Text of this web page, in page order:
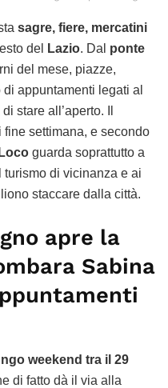
sagre, fiere, mercatini
del Lazio. Dal ponte
del mese, piazze,
appuntamenti legati al
stare all’aperto. Il
settimana, e secondo
guarda soprattutto a
di vicinanza e ai
staccare dalla città.
apre la
Sabina
weekend tra il 29
di fatto dà il via alla